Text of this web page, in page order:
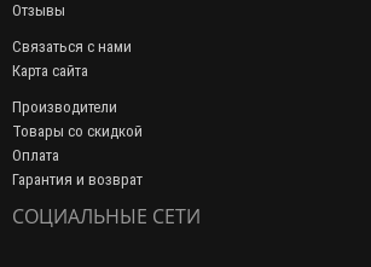
Отзывы
Связаться с нами
Карта сайта
Производители
Товары со скидкой
Оплата
Гарантия и возврат
СОЦИАЛЬНЫЕ СЕТИ